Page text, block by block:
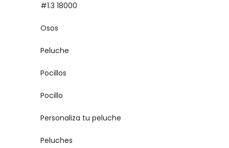
#1.3 18000
Osos
Peluche
Pocillos
Pocillo
Personaliza tu peluche
Peluches